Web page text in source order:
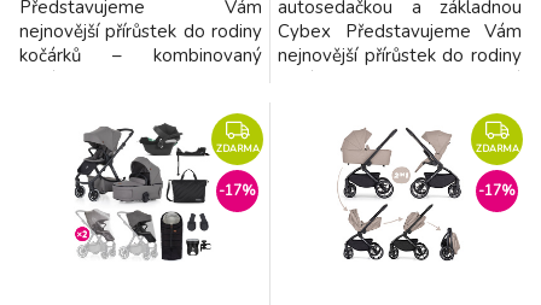
Představujeme Vám
nejnovější přírůstek do rodiny
kočárků – kombinovaný
funkčnosti a pohodlí. Tento
ikonický model je pravou
vlajkovou lodí nabídky
kočárků Petite&Mars, navržen
tak, aby doprovázel vaše
rodinná dobrodružství od
autosedačkou a základnou
Cybex Představujeme Vám
nejnovější přírůstek do rodiny
Představuje vrchol designu,
funkčnosti a pohodlí. Tento
ikonický model je pravou
vlajkovou lodí nabídky
kočárků Petite&Mars, navržen
tak, aby doprovázel vaše
ZDARMA
-17%
ZDARMA
-17%